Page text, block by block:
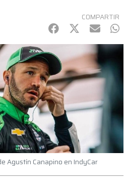
COMPARTIR
Facebook
Twitter
mail
Agustín Canapino en IndyCar